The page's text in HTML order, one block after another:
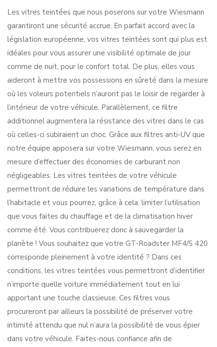
Les vitres teintées que nous poserons sur votre Wiesmann
garantiront une sécurité accrue. En parfait accord avec la
législation européenne, vos vitres teintées sont qui plus est
idéales pour vous assurer une visibilité optimale de jour
comme de nuit, pour le confort total. De plus, elles vous
aideront à mettre vos possessions en sûreté dans la mesure
où les voleurs potentiels n’auront pas le loisir de regarder à
l’intérieur de votre véhicule. Parallèlement, ce filtre
additionnel augmentera la résistance des vitres dans le cas
où celles-ci subiraient un choc. Grâce aux filtres anti-UV que
notre équipe apposera sur votre Wiesmann, vous serez en
mesure d’effectuer des économies de carburant non
négligeables. Les vitres teintées de votre véhicule
permettront de réduire les variations de température dans
l’habitacle et vous pourrez, grâce à cela, limiter l’utilisation
que vous faites du chauffage et de la climatisation hiver
comme été. Vous contribuerez donc à sauvegarder la
planète ! Vous souhaitez que votre GT-Roadster MF4/S 420
corresponde pleinement à votre identité ? Dans ces
conditions, les vitres teintées vous permettront d’identifier
n’importe quelle voiture immédiatement tout en lui
apportant une touche classieuse. Ces filtres vous
procureront par ailleurs la possibilité de préserver votre
intimité attendu que nul n’aura la possibilité de vous épier
dans votre véhicule. Faites-nous confiance afin de